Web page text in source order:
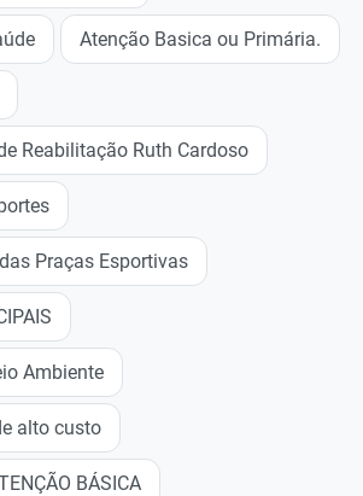
Atenção Basica ou Primária.
Reabilitação Ruth Cardoso
Praças Esportivas
Ambiente
alto custo
BÁSICA